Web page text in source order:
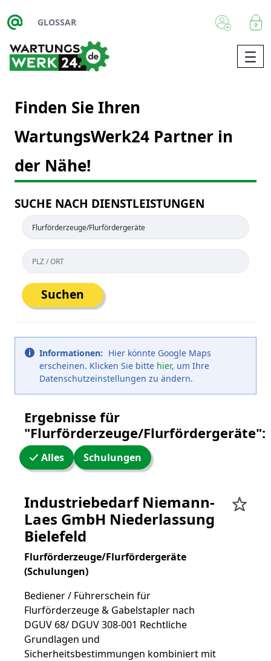
Zum Hauptinhalt springen
GLOSSAR
Finden Sie Ihren
WartungsWerk24 Partner in
der Nähe!
SUCHE NACH DIENSTLEISTUNGEN
Suchen
Informationen: Hier könnte Google Maps
erscheinen. Klicken Sie bitte hier, um Ihre
Datenschutzeinstellungen zu ändern.
Ergebnisse für
"Flurförderzeuge/Flurfördergeräte":
Alles Schulungen
Industriebedarf Niemann-
Laes GmbH Niederlassung
Bielefeld
Flurförderzeuge/Flurfördergeräte
(Schulungen)
Bediener / Führerschein für
Flurförderzeuge & Gabelstapler nach
DGUV 68/ DGUV 308-001 Rechtliche
Grundlagen und
Sicherheitsbestimmungen kombiniert mit